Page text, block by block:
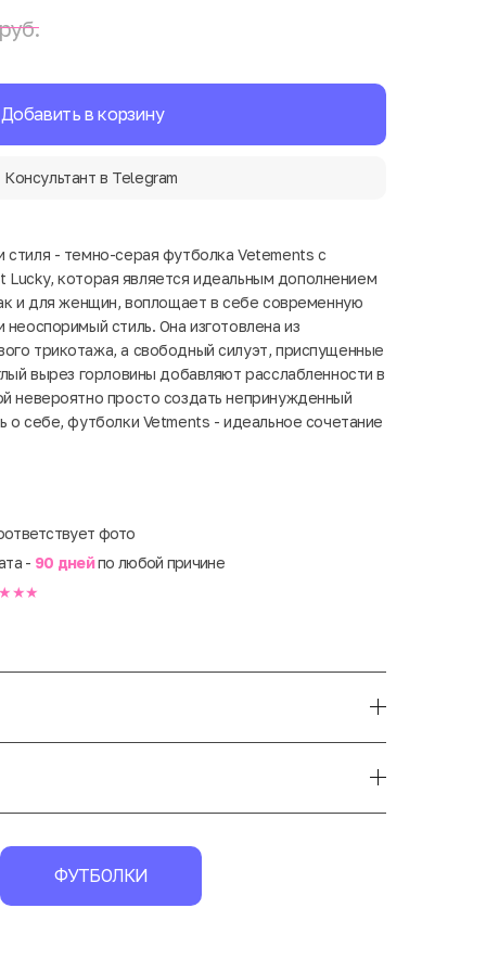
Добавить в корзину
Консультант в Telegram
- темно-серая футболка Vetements с
которая является идеальным дополнением
и для женщин, воплощает в себе современную
стиль. Она изготовлена из
трикотажа, а свободный силуэт, приспущенные
вырез горловины добавляют расслабленности в
невероятно просто создать непринужденный
о себе, футболки Vetments - идеальное сочетание
фото
- 90 днейпо любой причине
ФУТБОЛКИ